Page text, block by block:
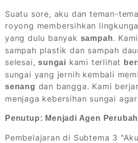
Suatu sore, aku dan teman-
royong membersihkan
yang dulu banyak sampah.
sampah plastik dan sampah
selesai,sungai kami terlihat
sungai yang jernih kembali
senang dan bangga. Kami
menjaga kebersihan sungai
Penutup: Menjadi Agen
Pembelajaran di Subtema 3